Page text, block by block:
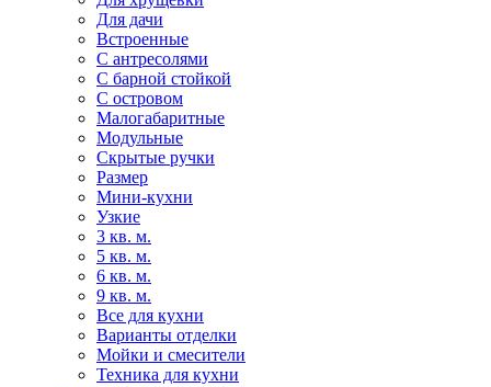
Для дачи
Встроенные
С антресолями
С барной стойкой
С островом
Малогабаритные
Модульные
Скрытые ручки
Размер
Мини-кухни
Узкие
3 кв. м.
5 кв. м.
6 кв. м.
9 кв. м.
Все для кухни
Варианты отделки
Мойки и смесители
Техника для кухни